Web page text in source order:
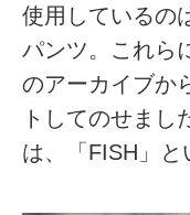
使用しているの
パンツ。これら
のアーカイブか
トしてのせまし
は、「FISH」と